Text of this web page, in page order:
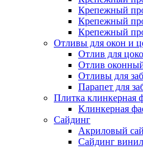
Крепежный
Крепежный
Крепежный
Отливы для окон и
Отлив для
Отлив
Отливы для
Парапет для
Плитка клинкерная
Клинкерная
Сайдинг
Акриловый
Сайдинг